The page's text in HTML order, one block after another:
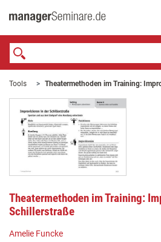
Tools Theatermethoden im Training:
Theatermethoden im Training:
Schillerstraße
Amelie Funcke